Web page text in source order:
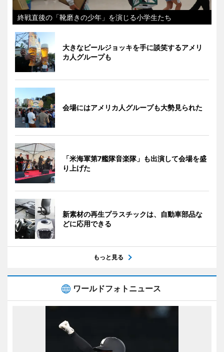
終戦直後の「靴磨きの少年」を演じる小学生たち
大きなビールジョッキを手に談笑するアメリ
カ人グループも
会場にはアメリカ人グループも大勢見られた
「米海軍第7艦隊音楽隊」も出演して会場を盛
り上げた
新素材の再生プラスチックは、自動車部品な
どに応用できる
もっと見る
ワールドフォトニュース